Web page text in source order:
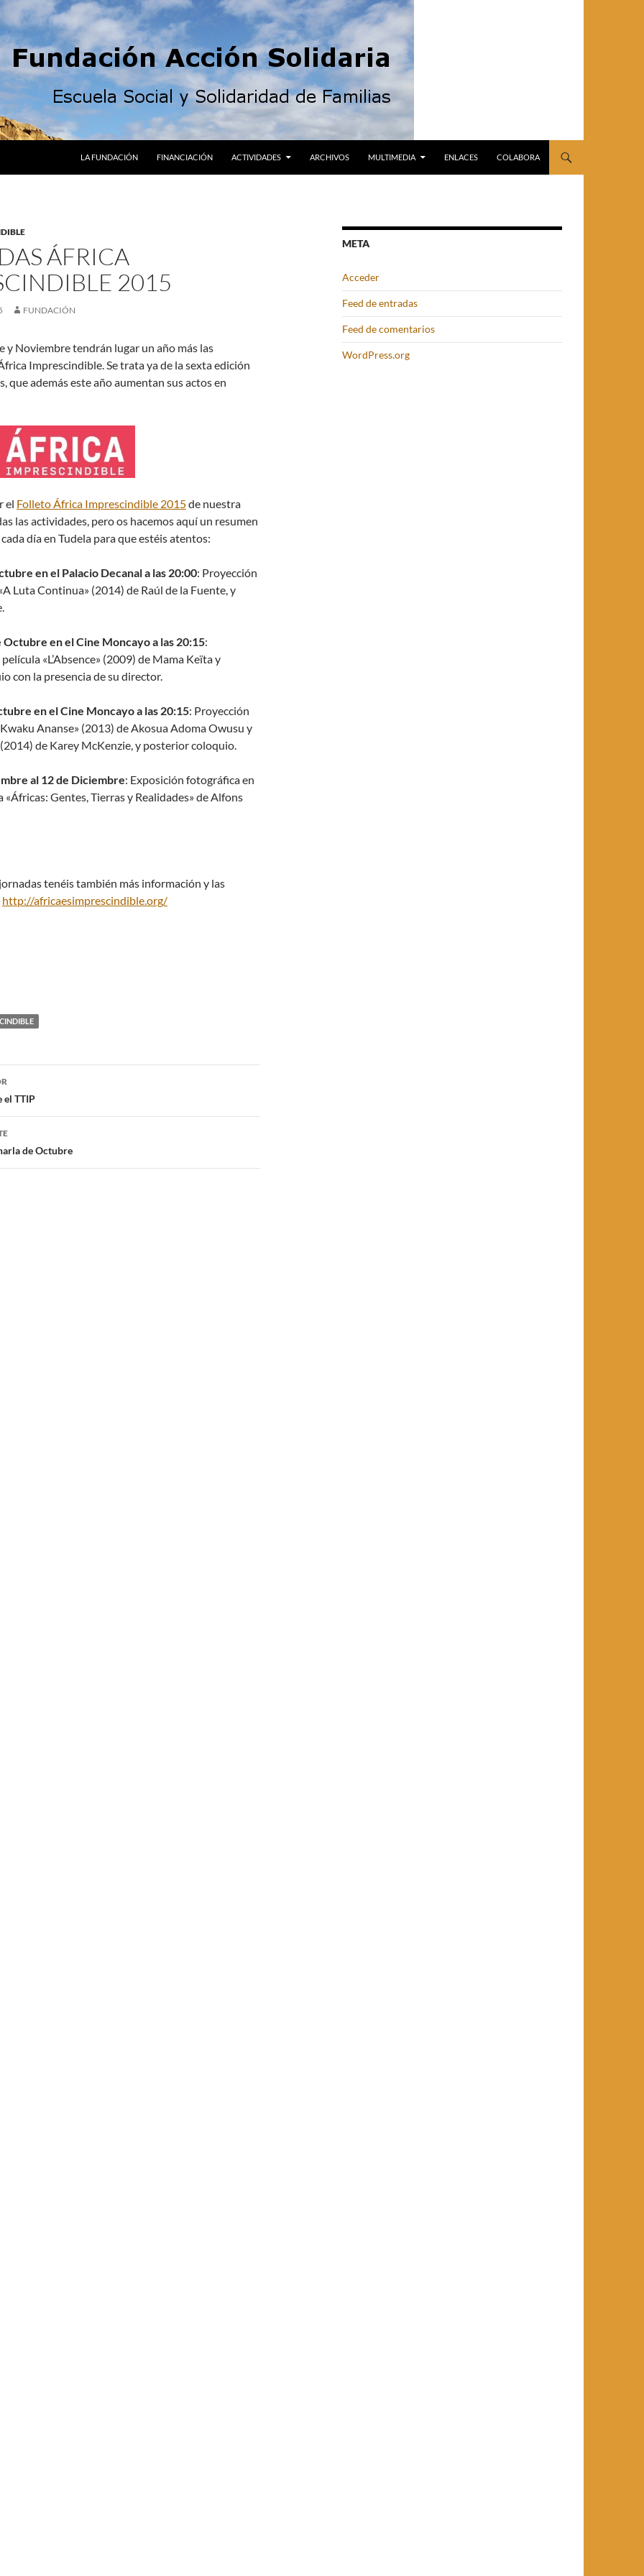
LA FUNDACIÓN FINANCIACIÓN ACTIVIDADES ARCHIVOS MULTIMEDIA ENLACES COLABORA
ÁFRICA
2015
FUNDACIÓN
y Noviembre tendrán lugar un año más las
Imprescindible. Se trata ya de la sexta edición
que además este año aumentan sus actos en
el Folleto África Imprescindible 2015de nuestra
las actividades, pero os hacemos aquí un resumen
día en Tudela para que estéis atentos:
en el Palacio Decanal a las 20:00: Proyección
Luta Continua» (2014) de Raúl de la Fuente, y
en el Cine Moncayo a las 20:15:
«L’Absence» (2009) de Mama Keïta y
con la presencia de su director.
en el Cine Moncayo a las 20:15: Proyección
Ananse» (2013) de Akosua Adoma Owusu y
de Karey McKenzie, y posterior coloquio.
al 12 de Diciembre: Exposición fotográfica en
Gentes, Tierras y Realidades» de Alfons
tenéis también más información y las
http://africaesimprescindible.org/
el TTIP
de Octubre
META
Acceder
Feed de entradas
Feed de comentarios
WordPress.org